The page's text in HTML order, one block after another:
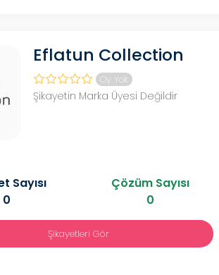
Eflatun Collection
Oy Yok
Şikayetin Marka Üyesi Değildir
Sayısı
0
Çözüm Sayısı
0
Şikayetleri Gör